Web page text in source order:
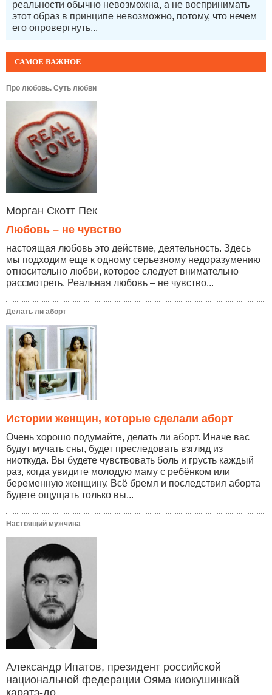
САМОЕ ВАЖНОЕ
Про любовь. Суть любви
Морган Скотт Пек
Любовь – не чувство
настоящая любовь это действие, деятельность. Здесь
мы подходим еще к одному серьезному недоразумению
относительно любви, которое следует внимательно
рассмотреть. Реальная любовь – не чувство...
Делать ли аборт
Истории женщин, которые сделали аборт
Очень хорошо подумайте, делать ли аборт. Иначе вас
будут мучать сны, будет преследовать взгляд из
ниоткуда. Вы будете чувствовать боль и грусть каждый
раз, когда увидите молодую маму с ребёнком или
беременную женщину. Всё бремя и последствия аборта
будете ощущать только вы...
Настоящий мужчина
Александр Ипатов, президент российской
национальной федерации Ояма киокушинкай
каратэ-до
реальности обычно невозможна, а не воспринимать
этот образ в принципе невозможно, потому, что нечем
его опровергнуть...